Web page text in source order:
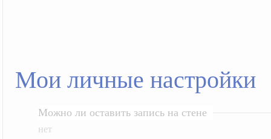
Мои личные настройки
Можно ли оставить запись на стене
нет